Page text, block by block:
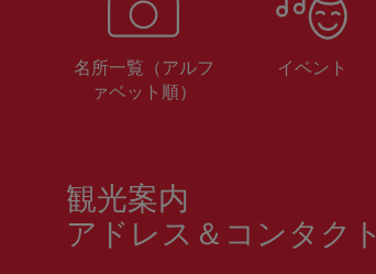
名所一覧（アルフ
ァベット順）
イベント
観光案内
アドレス＆コンタクト